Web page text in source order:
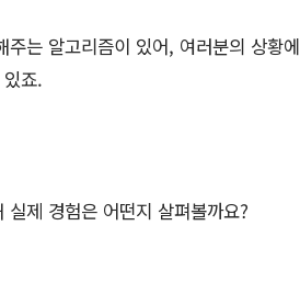
는 알고리즘이 있어, 여러분의 상황
죠.
제 경험은 어떤지 살펴볼까요?